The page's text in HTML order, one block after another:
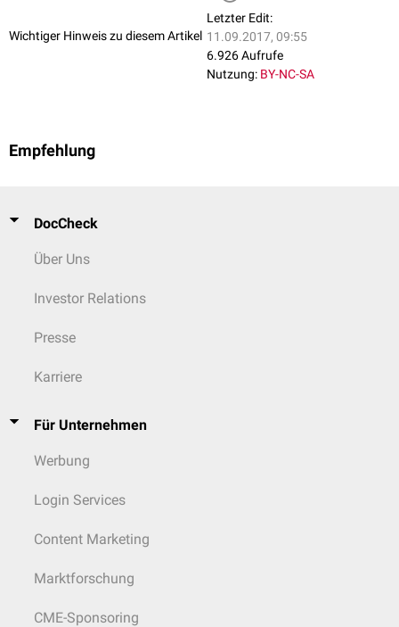
Wichtiger Hinweis zu diesem Artikel
Letzter Edit:
11.09.2017, 09:55
6.926 Aufrufe
Nutzung: BY-NC-SA
Empfehlung
DocCheck
Über Uns
Investor Relations
Presse
Karriere
Für Unternehmen
Werbung
Login Services
Content Marketing
Marktforschung
CME-Sponsoring